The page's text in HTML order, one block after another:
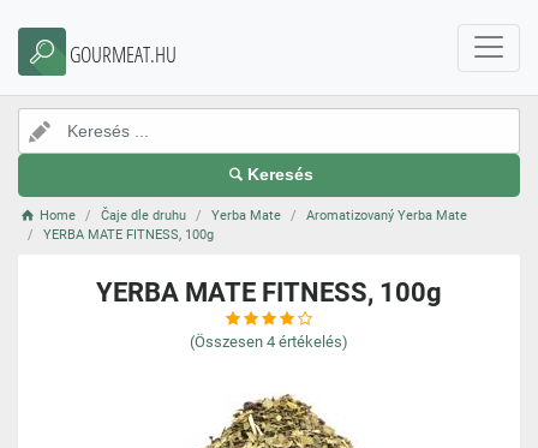
GOURMEAT.HU
Keresés
Home Čaje dle druhu Yerba Mate
Aromatizovaný Yerba Mate
YERBA MATE FITNESS, 100g
YERBA MATE FITNESS, 100g
(Összesen 4 értékelés)